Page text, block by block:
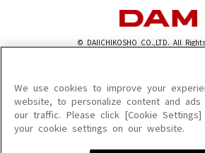
© DAIICHIKOSHO CO.,LTD. All Rights
このサイトに掲載されている一切の文章・画像・写真
を問わず、著作権法の定める範囲を超えて無断で複製、
を禁じます。
楽曲及びコンテンツは、機種によりご利用いただけない
楽曲及びコンテンツの配信日、配信内容が変更になる場
We use cookies to improve your
website, to personalize content and ads
our traffic. Please click [Cookie Settings]
your cookie settings on our website.